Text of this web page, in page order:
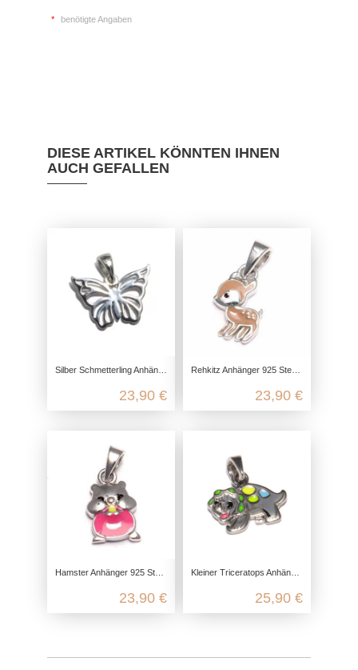
* benötigte Angaben
DIESE ARTIKEL KÖNNTEN IHNEN
AUCH GEFALLEN
Silber Schmetterling Anhänger aus 925 Sterling Silber
23,90 €
Rehkitz Anhänger 925 Sterling Silber, Reh Baby Kettenanhänger Silber, Kinderschmuck Ketten Anhänger, kawaii Schmuck
23,90 €
Hamster Anhänger 925 Sterling Silber, Hamster Kettenanhänger Silber, Kinderschmuck 925 Ketten Anhänger, Silber kawaii Schmuck
23,90 €
Kleiner Triceratops Anhänger aus recyceltem 925 Sterling Silber
25,90 €